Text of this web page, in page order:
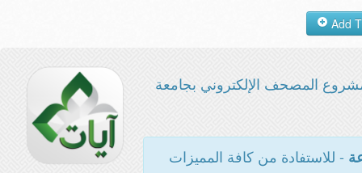
المصحف الإلكتروني بجامعة
- للاستفادة من كافة المميزات